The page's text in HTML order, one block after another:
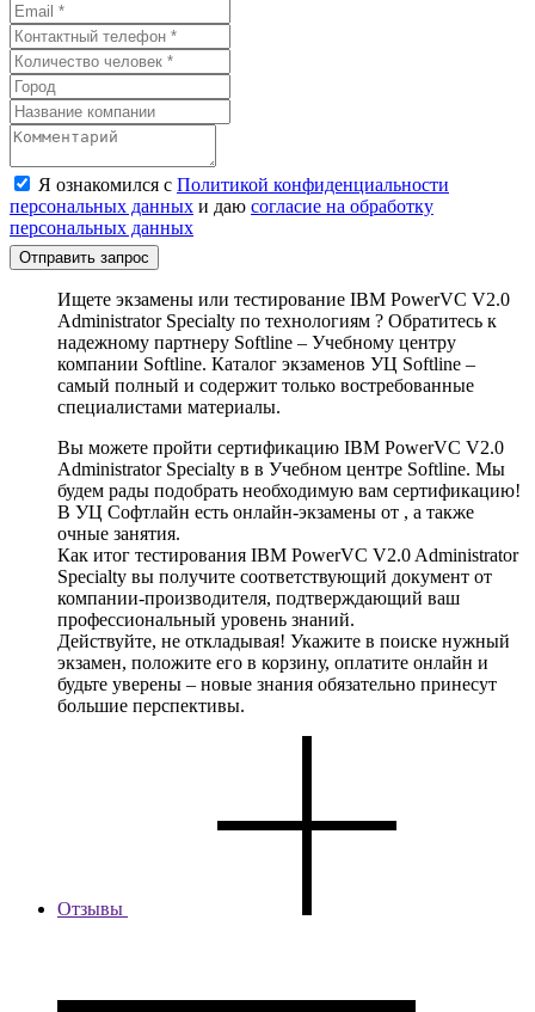
Я ознакомился с Политикой конфиденциальности
персональных данных и даю согласие на обработку
персональных данных
Отправить запрос
Ищете экзамены или тестирование IBM PowerVC V2.0
Administrator Specialty по технологиям ? Обратитесь к
надежному партнеру Softline – Учебному центру
компании Softline. Каталог экзаменов УЦ Softline –
самый полный и содержит только востребованные
специалистами материалы.
Вы можете пройти сертификацию IBM PowerVC V2.0
Administrator Specialty в в Учебном центре Softline. Мы
будем рады подобрать необходимую вам сертификацию!
В УЦ Софтлайн есть онлайн-экзамены от , а также
очные занятия.
Как итог тестирования IBM PowerVC V2.0 Administrator
Specialty вы получите соответствующий документ от
компании-производителя, подтверждающий ваш
профессиональный уровень знаний.
Действуйте, не откладывая! Укажите в поиске нужный
экзамен, положите его в корзину, оплатите онлайн и
будьте уверены – новые знания обязательно принесут
большие перспективы.
Отзывы